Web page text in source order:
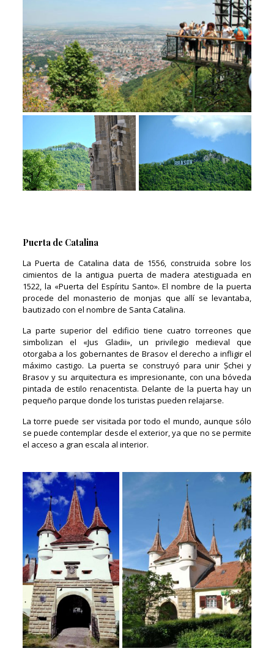
Puerta de Catalina
La Puerta de Catalina data de 1556, construida sobre los
cimientos de la antigua puerta de madera atestiguada en
1522, la «Puerta del Espíritu Santo». El nombre de la puerta
procede del monasterio de monjas que allí se levantaba,
bautizado con el nombre de Santa Catalina.
La parte superior del edificio tiene cuatro torreones que
simbolizan el «Jus Gladii», un privilegio medieval que
otorgaba a los gobernantes de Brasov el derecho a infligir el
máximo castigo. La puerta se construyó para unir Șchei y
Brasov y su arquitectura es impresionante, con una bóveda
pintada de estilo renacentista. Delante de la puerta hay un
pequeño parque donde los turistas pueden relajarse.
La torre puede ser visitada por todo el mundo, aunque sólo
se puede contemplar desde el exterior, ya que no se permite
el acceso a gran escala al interior.